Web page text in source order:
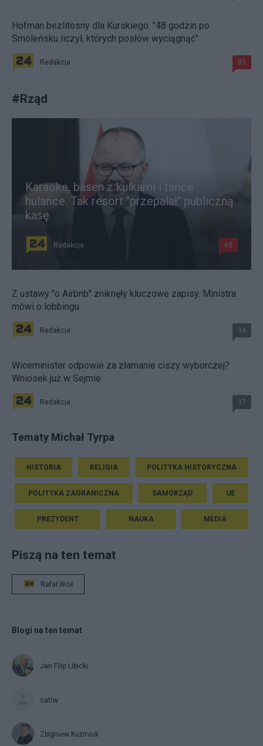
Hofman bezlitosny dla Kurskiego. "48 godzin po
Smoleńsku liczył, których posłów wyciągnąć"
Redakcja 85
#Rząd
Karaoke, basen z kulkami i tańce
hulańce. Tak resort "przepalał" publiczną
kasę
Redakcja 60
Z ustawy "o Airbnb" zniknęły kluczowe zapisy. Ministra
mówi o lobbingu
Redakcja 34
Wiceminister odpowie za złamanie ciszy wyborczej?
Wniosek już w Sejmie
Redakcja 37
Tematy Michał Tyrpa
HISTORIA RELIGIA POLITYKA HISTORYCZNA
POLITYKA ZAGRANICZNA SAMORZĄD UE
PREZYDENT NAUKA MEDIA
Piszą na ten temat
Rafał Woś
Blogi na ten temat
Jan Filip Libicki
catrw
Zbigniew Kuźmiuk